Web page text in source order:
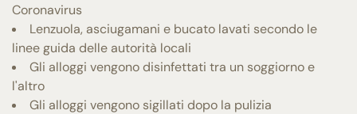
Coronavirus
Lenzuola, asciugamani e bucato lavati secondo le
linee guida delle autorità locali
Gli alloggi vengono disinfettati tra un soggiorno e
l'altro
Gli alloggi vengono sigillati dopo la pulizia